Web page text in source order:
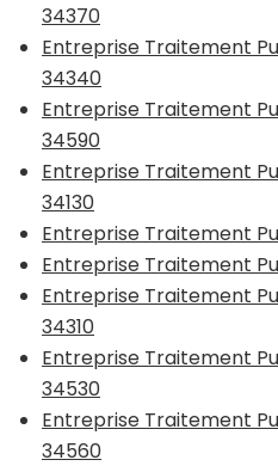
34370
Entreprise Traitement
34340
Entreprise Traitement
34590
Entreprise Traitement
34130
Entreprise Traitement
Entreprise Traitement
Entreprise Traitement
34310
Entreprise Traitement
34530
Entreprise Traitement
34560